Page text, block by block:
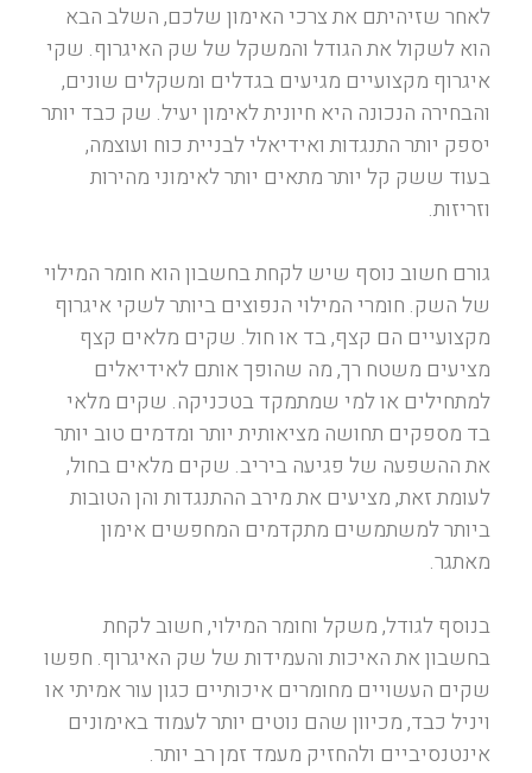
לאחר שזיהיתם את צרכי האימון שלכם, השלב הבא
הוא לשקול את הגודל והמשקל של שק האיגרוף. שקי
איגרוף מקצועיים מגיעים בגדלים ומשקלים שונים,
והבחירה הנכונה היא חיונית לאימון יעיל. שק כבד יותר
יספק יותר התנגדות ואידיאלי לבניית כוח ועוצמה,
בעוד ששק קל יותר מתאים יותר לאימוני מהירות
וזריזות.
גורם חשוב נוסף שיש לקחת בחשבון הוא חומר המילוי
של השק. חומרי המילוי הנפוצים ביותר לשקי איגרוף
מקצועיים הם קצף, בד או חול. שקים מלאים קצף
מציעים משטח רך, מה שהופך אותם לאידיאלים
למתחילים או למי שמתמקד בטכניקה. שקים מלאי
בד מספקים תחושה מציאותית יותר ומדמים טוב יותר
את ההשפעה של פגיעה ביריב. שקים מלאים בחול,
לעומת זאת, מציעים את מירב ההתנגדות והן הטובות
ביותר למשתמשים מתקדמים המחפשים אימון
מאתגר.
בנוסף לגודל, משקל וחומר המילוי, חשוב לקחת
בחשבון את האיכות והעמידות של שק האיגרוף. חפשו
שקים העשויים מחומרים איכותיים כגון עור אמיתי או
ויניל כבד, מכיוון שהם נוטים יותר לעמוד באימונים
אינטנסיביים ולהחזיק מעמד זמן רב יותר.